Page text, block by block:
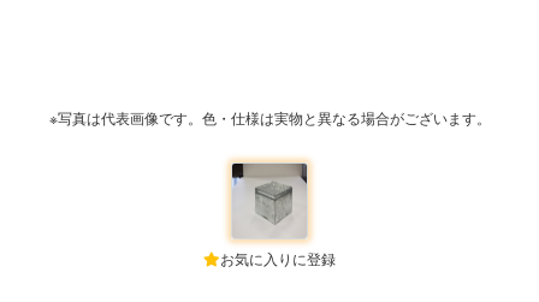
※写真は代表画像です。色・仕様は実物と異なる場合がございます。
お気に入りに登録